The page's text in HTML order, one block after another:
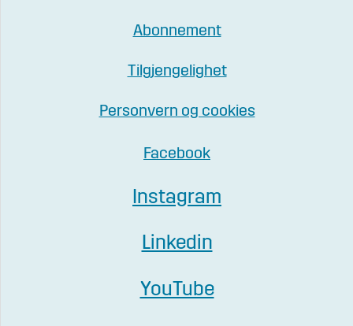
Abonnement
Tilgjengelighet
Personvern og cookies
Facebook
Instagram
Linkedin
YouTube